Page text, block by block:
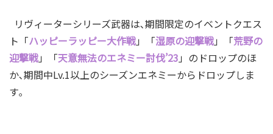
リヴィーターシリーズ武器は､期間限定のイベントクエス
ト「ハッピーラッピー大作戦」「湿原の迎撃戦」「荒野の
迎撃戦」「天意無法のエネミー討伐’23 」 のドロップのほ
か､期間中Lv.1以上のシーズンエネミーからドロップしま
す｡